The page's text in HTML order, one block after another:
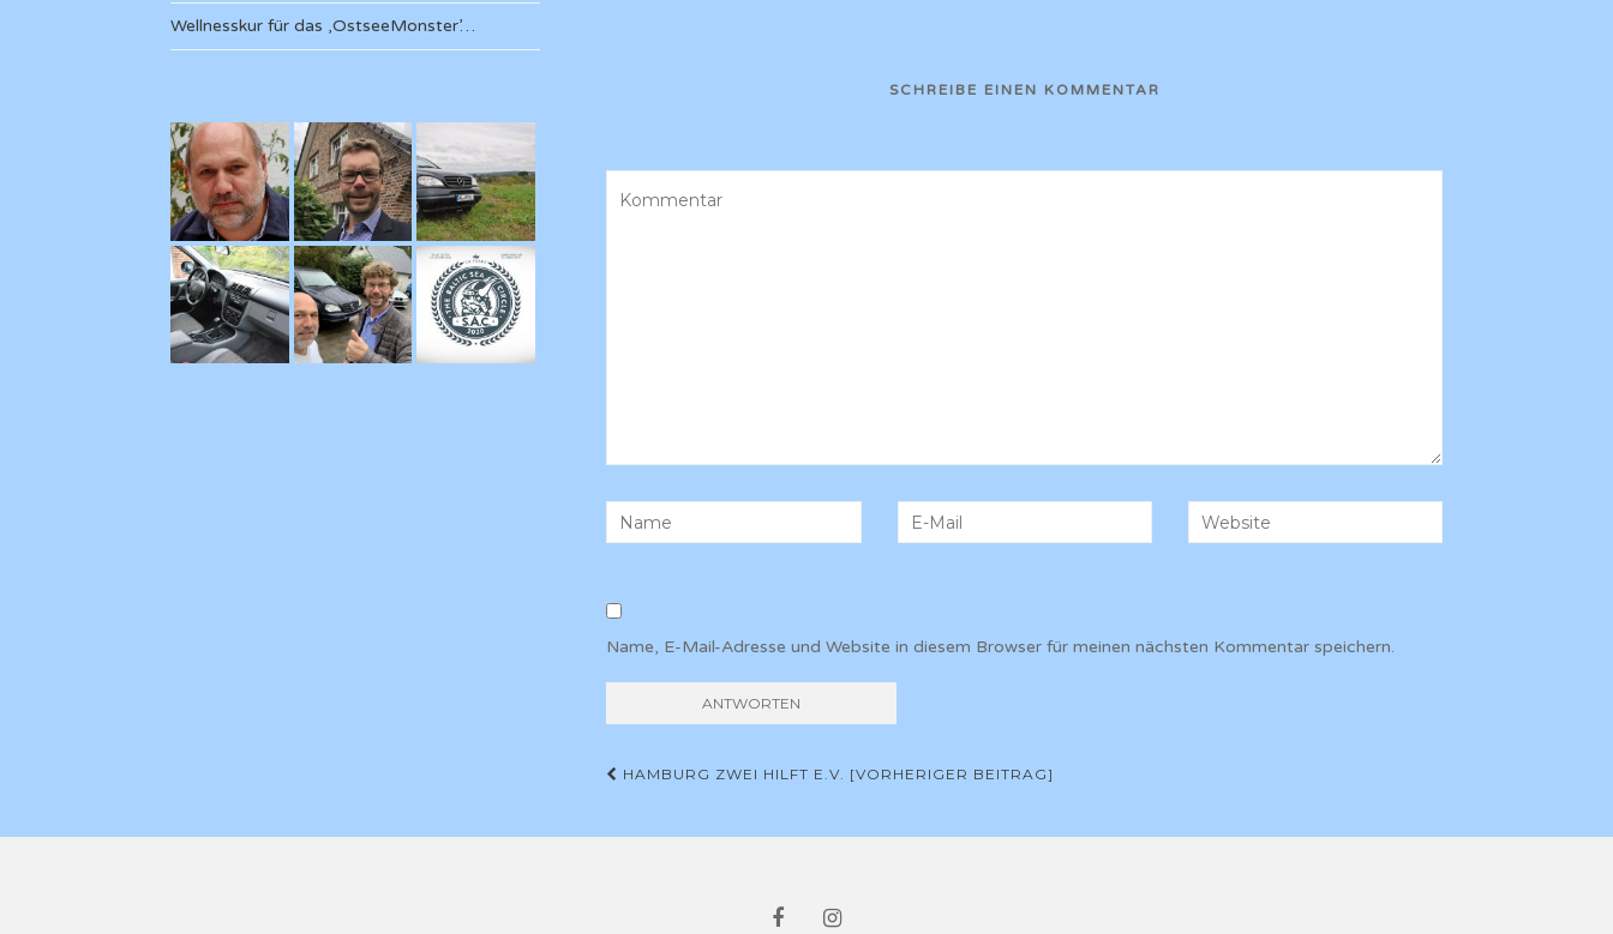
SCHREIBE EINEN KOMMENTAR
Name, E-Mail-Adresse und Website in diesem Browser für meinen nächsten Kommentar speichern.
Beitrags-
HAMBURG ZWEI HILFT E.V. [VORHERIGER BEITRAG]
Wellnesskur für das ‚OstseeMonster’…